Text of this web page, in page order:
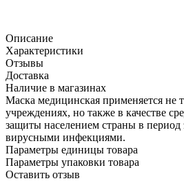
Описание
Характеристики
Отзывы
Доставка
Наличие в магазинах
Маска медицинская применяется не
учреждениях, но также в качестве
защиты населением страны в период
вирусными инфекциями.
Параметры единицы товара
Параметры упаковки товара
Оставить отзыв